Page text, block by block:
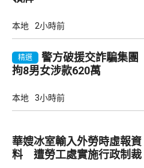
本地 2小時前
精選
警方破援交詐騙集團
拘8男女涉款620萬
本地 3小時前
華嫂冰室輸入外勞時虛報資
料 遭勞工處實施行政制裁